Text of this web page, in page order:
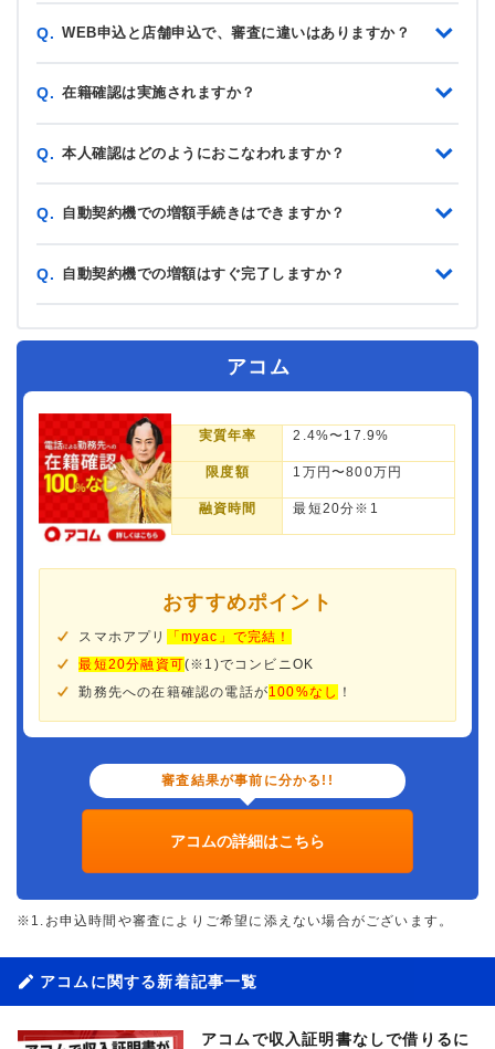
Q. WEB申込と店舗申込で、審査に違いはありますか？
Q. 在籍確認は実施されますか？
Q. 本人確認はどのようにおこなわれますか？
Q. 自動契約機での増額手続きはできますか？
Q. 自動契約機での増額はすぐ完了しますか？
アコム
実質年率 2.4%〜17.9%
限度額 1万円〜800万円
融資時間 最短20分※1
おすすめポイント
スマホアプリ
「myac」で完結！
最短20分融資可(※1)でコンビニOK
勤務先への在籍確認の電話が100%なし ！
審査結果が事前に分かる!!
アコムの詳細はこちら
※1.お申込時間や審査によりご希望に添えない場合がございます。
アコムに関する新着記事一覧
アコムで収入証明書なしで借りるに